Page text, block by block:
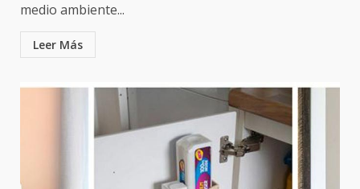
medio ambiente...
Leer Más